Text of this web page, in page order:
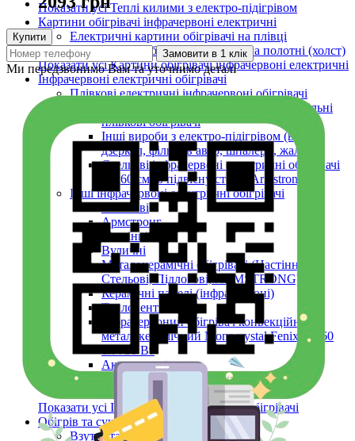
Показати усі Теплі килими з електро-підігрівом
Картини обігрівачі інфрачервоні електричні
Електричні картини обігрівачі на плівці
Інфрачервоні обігрівачі картини на полотні (холст)
Показати усі Картини обігрівачі інфрачервоні електричні
Інфрачервоні електричні обігрівачі
Плівкові електричні інфрачервоні обігрівачі
Універсальні (настінні, підлогові) мобільні
плівкові обігрівачі
Інші вироби з електро-підігрівом (вікон,
дзеркал, фільтрів авто, шпалери, жалюзі)
Стельові інфрачервоні електричні обігрівачі
60х60 см (в підвісну стелю Armstrong)
Інші інфрачервоні електричні обігрівачі
Стельові
Армстронг
Настінні
Вуличні
Металокерамічні обігрівачі (Настінні,
Стельові, Підлогові, ARMSTRONG)
Керамічні панелі (інфрачервоні)
Тепловентилятори
Інфрачервоний обігрівач конвекційний
металокерамічний Monocrystal Fenix 60x60
см 750 Вт
Аксесуари
Електричні рушникосушки
Показати усі Інфрачервоні електричні обігрівачі
Обігрів та сушіння
Взуття та одяг з електро-підігрівом
Купити
Замовити в 1 клік
Ми передзвонимо Вам та уточнимо деталі